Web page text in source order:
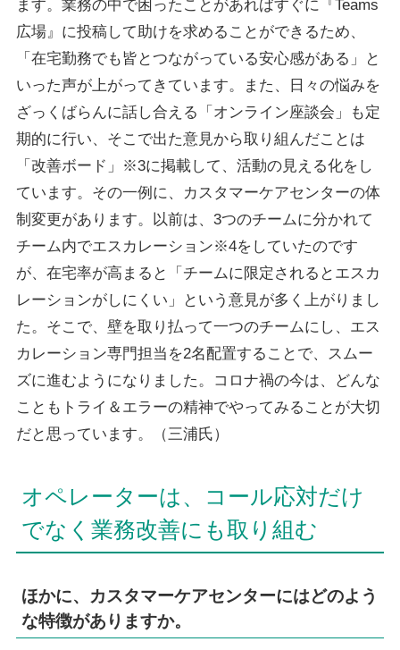
ます。業務の中で困ったことがあればすぐに『Teams
広場』に投稿して助けを求めることができるため、
「在宅勤務でも皆とつながっている安心感がある」と
いった声が上がってきています。また、日々の悩みを
ざっくばらんに話し合える「オンライン座談会」も定
期的に行い、そこで出た意見から取り組んだことは
「改善ボード」※3に掲載して、活動の見える化をし
ています。その一例に、カスタマーケアセンターの体
制変更があります。以前は、3つのチームに分かれて
チーム内でエスカレーション※4をしていたのです
が、在宅率が高まると「チームに限定されるとエスカ
レーションがしにくい」という意見が多く上がりまし
た。そこで、壁を取り払って一つのチームにし、エス
カレーション専門担当を2名配置することで、スムー
ズに進むようになりました。コロナ禍の今は、どんな
こともトライ＆エラーの精神でやってみることが大切
だと思っています。（三浦氏）
オペレーターは、コール応対だけ
でなく業務改善にも取り組む
ほかに、カスタマーケアセンターにはどのよう
な特徴がありますか。